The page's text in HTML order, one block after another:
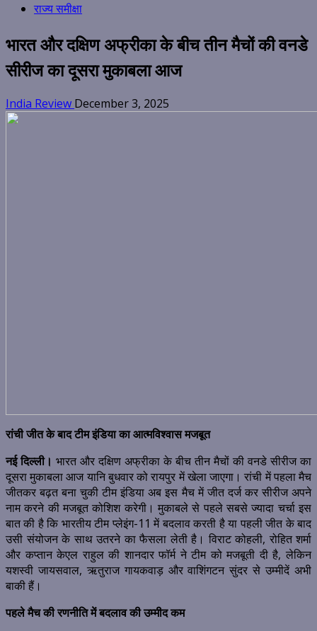
राज्य समीक्षा
भारत और दक्षिण अफ्रीका के बीच तीन मैचों की वनडे
सीरीज का दूसरा मुकाबला आज
India Review December 3, 2025
रांची जीत के बाद टीम इंडिया का आत्मविश्वास मजबूत
नई दिल्ली। भारत और दक्षिण अफ्रीका के बीच तीन मैचों की वनडे सीरीज का
दूसरा मुकाबला आज यानि बुधवार को रायपुर में खेला जाएगा। रांची में पहला मैच
जीतकर बढ़त बना चुकी टीम इंडिया अब इस मैच में जीत दर्ज कर सीरीज अपने
नाम करने की मजबूत कोशिश करेगी। मुकाबले से पहले सबसे ज्यादा चर्चा इस
बात की है कि भारतीय टीम प्लेइंग-11 में बदलाव करती है या पहली जीत के बाद
उसी संयोजन के साथ उतरने का फैसला लेती है। विराट कोहली, रोहित शर्मा
और कप्तान केएल राहुल की शानदार फॉर्म ने टीम को मजबूती दी है, लेकिन
यशस्वी जायसवाल, ऋतुराज गायकवाड़ और वाशिंगटन सुंदर से उम्मीदें अभी
बाकी हैं।
पहले मैच की रणनीति में बदलाव की उम्मीद कम